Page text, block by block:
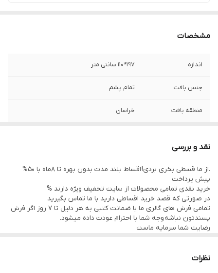
مشخصات
اندازه 197*110 سانتی متر
جنس بافت تمام پشم
منطقه بافت خراسان
نقد و بررسی
.از ما قسطی بخری بردی! اقساط بلند مدت بدون بهره تا 8ماه با 50%
پیش پرداخت
خرید نقدی تمامی محصولات از سایت تخفیف ویژه دارند %
در صورتی که قصد خرید اقساطی دارید با ما تماس بگیرید
تمامی فرش های گالری ما با ضمانت کتبی به هر دلیل تا 7 روز اگر فرش
پسندتون نباشه وجه شما با احترام عودت داده میشود.
رضایت شما سرمایه ماست
از فلسطین اشعالی) پذیرفته میشود
نظرات